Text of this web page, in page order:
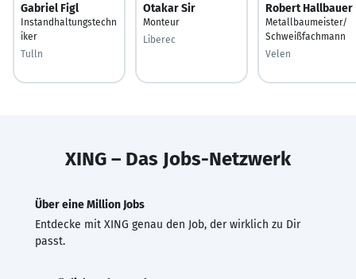
Gabriel Figl
Instandhaltungstechn
iker
Tulln
Otakar Sir
Monteur
Liberec
Robert Hallbauer
Metallbaumeister/
Schweißfachmann
Velen
XING – Das Jobs-Netzwerk
Über eine Million Jobs
Entdecke mit XING genau den Job, der wirklich zu Dir
passt.